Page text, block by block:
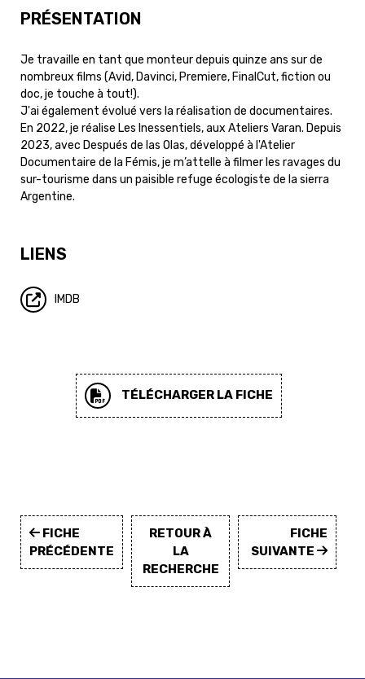
PRÉSENTATION
Je travaille en tant que monteur depuis quinze ans sur de
nombreux films (Avid, Davinci, Premiere, FinalCut, fiction ou
doc, je touche à tout!).
J'ai également évolué vers la réalisation de documentaires.
En 2022, je réalise Les Inessentiels, aux Ateliers Varan. Depuis
2023, avec Después de las Olas, développé à l'Atelier
Documentaire de la Fémis, je m’attelle à filmer les ravages du
sur-tourisme dans un paisible refuge écologiste de la sierra
Argentine.
LIENS
IMDB
TÉLÉCHARGER LA FICHE
FICHE
PRÉCÉDENTE
RETOUR À
LA
RECHERCHE
FICHE
SUIVANTE